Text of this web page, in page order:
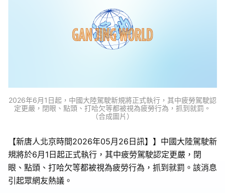
2026年6月1日起，中國大陸駕駛新規將正式執行，其中疲勞駕駛認
定更嚴，閉眼、點頭、打哈欠等都被視為疲勞行為，抓到就罰。
（合成圖片）
【新唐人北京時間2026年05月26日訊】】中國大陸駕駛新
規將於6月1日起正式執行，其中疲勞駕駛認定更嚴，閉
眼、點頭、打哈欠等都被視為疲勞行為，抓到就罰。該消息
引起眾網友熱議。